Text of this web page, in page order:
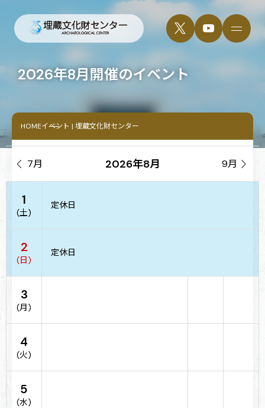
2026年8月開催のイベント
HOMEイベント | 埋蔵文化財センター
 7月 2026年8月 9月 
1
(土)
定休日
2
(日)
定休日
3
(月)
4
(火)
5
(水)